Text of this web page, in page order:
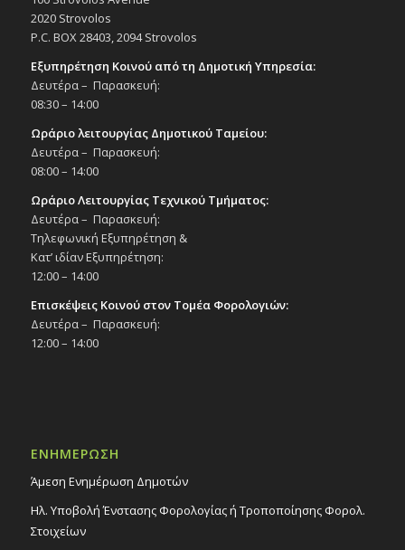
2020 Strovolos
P.C. BOX 28403, 2094 Strovolos
Εξυπηρέτηση Κοινού από τη Δημοτική Υπηρεσία:
Δευτέρα – Παρασκευή:
08:30 – 14:00
Ωράριο λειτουργίας Δημοτικού Ταμείου:
Δευτέρα – Παρασκευή:
08:00 – 14:00
Ωράριο Λειτουργίας Τεχνικού Τμήματος:
Δευτέρα – Παρασκευή:
Τηλεφωνική Εξυπηρέτηση &
Κατ’ ιδίαν Εξυπηρέτηση:
12:00 – 14:00
Επισκέψεις Κοινού στον Τομέα Φορολογιών:
Δευτέρα – Παρασκευή:
12:00 – 14:00
ΕΝΗΜΕΡΩΣΗ
Άμεση Ενημέρωση Δημοτών
Ηλ. Υποβολή Ένστασης Φορολογίας ή Τροποποίησης Φορολ.
Στοιχείων